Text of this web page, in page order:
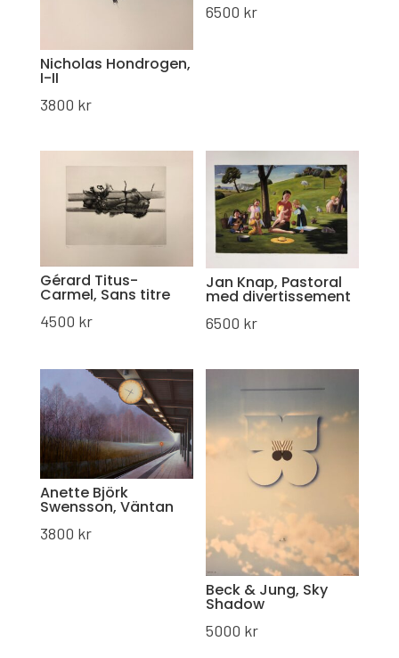
Nicholas Hondrogen,
I-II
3800 kr
6500 kr
Gérard Titus-
Carmel, Sans titre
4500 kr
Jan Knap, Pastoral
med divertissement
6500 kr
Anette Björk
Swensson, Väntan
3800 kr
Beck & Jung, Sky
Shadow
5000 kr